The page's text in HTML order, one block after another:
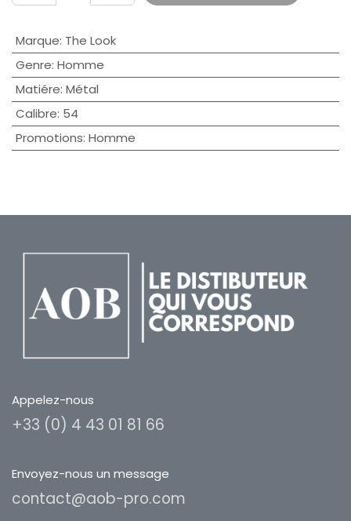
Marque: The Look
Genre: Homme
Matiére: Métal
Calibre: 54
Promotions: Homme
Appelez-nous
+33 (0) 4 43 01 81 66
Envoyez-nous un message
contact@aob-pro.com